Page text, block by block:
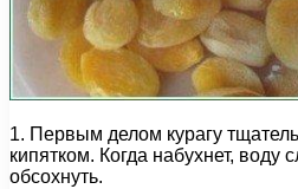
1. Первым делом курагу
кипятком. Когда набухнет, воду
обсохнуть.